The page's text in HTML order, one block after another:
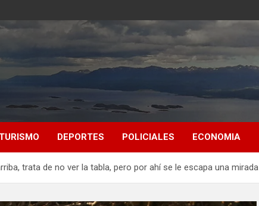
TURISMO DEPORTES POLICIALES ECONOMIA
trata de no ver la tabla, pero por ahí se le escapa una mirada